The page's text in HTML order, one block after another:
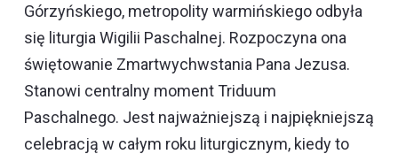
Górzyńskiego, metropolity warmińskiego odbyła
się liturgia Wigilii Paschalnej. Rozpoczyna ona
świętowanie Zmartwychwstania Pana Jezusa.
Stanowi centralny moment Triduum
Paschalnego. Jest najważniejszą i najpiękniejszą
celebracją w całym roku liturgicznym, kiedy to